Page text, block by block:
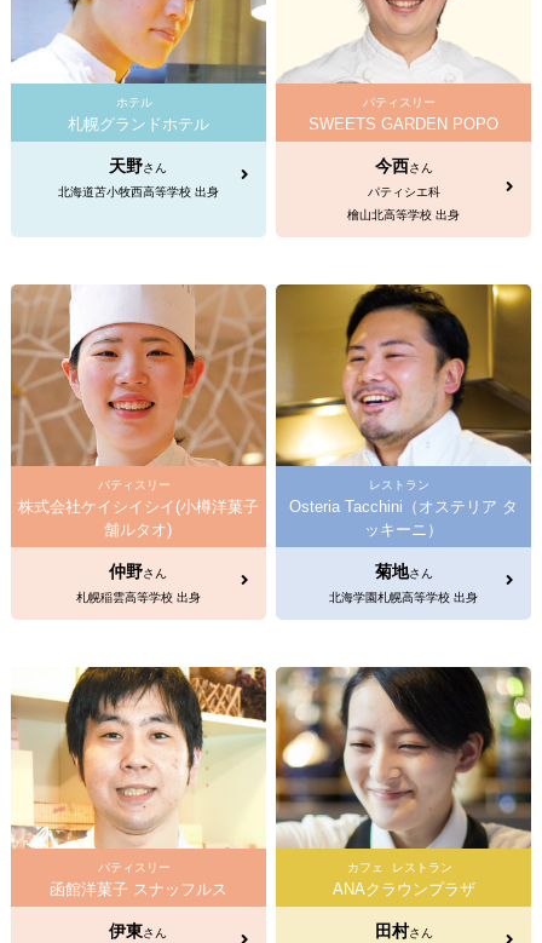
ホテル
札幌グランドホテル
天野さん
北海道苫小牧西高等学校 出身
パティスリー
SWEETS GARDEN POPO
今西さん
パティシエ科
檜山北高等学校 出身
パティスリー
株式会社ケイシイシイ(小樽洋菓子
舗ルタオ)
仲野さん
札幌稲雲高等学校 出身
レストラン
Osteria Tacchini（オステリア タ
ッキーニ）
菊地さん
北海学園札幌高等学校 出身
パティスリー
函館洋菓子 スナッフルス
伊東さん
カフェ レストラン
ANAクラウンプラザ
田村さん